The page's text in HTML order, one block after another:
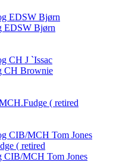
EDSW Bjørn
EDSW Bjørn
CH J `Issac
CH Brownie
( retired
CIB/MCH Tom Jones
( retired
CIB/MCH Tom Jones